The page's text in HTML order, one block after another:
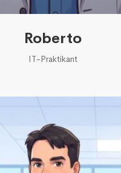
Roberto
IT-Praktikant